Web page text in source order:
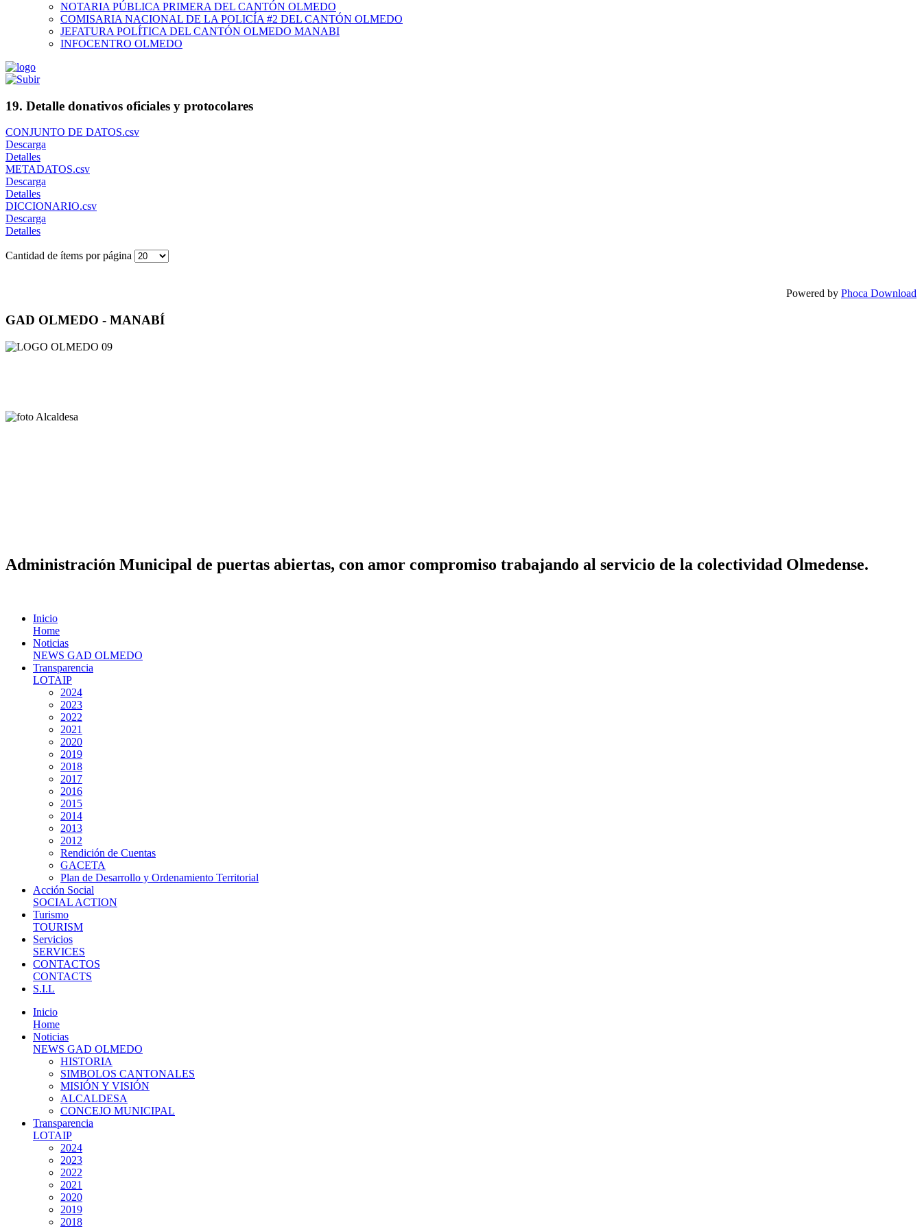
NOTARIA PÚBLICA PRIMERA DEL CANTÓN OLMEDO
COMISARIA NACIONAL DE LA POLICÍA #2 DEL CANTÓN OLMEDO
JEFATURA POLÍTICA DEL CANTÓN OLMEDO MANABI
INFOCENTRO OLMEDO
19. Detalle donativos oficiales y protocolares
CONJUNTO DE DATOS.csv
Descarga
Detalles
METADATOS.csv
Descarga
Detalles
DICCIONARIO.csv
Descarga
Detalles
Cantidad de ítems por página
Powered by Phoca Download
GAD OLMEDO - MANABÍ
Administración Municipal de puertas abiertas, con amor compromiso trabajando al servicio de la colectividad Olmedense.
Inicio
Home
Noticias
NEWS GAD OLMEDO
Transparencia
LOTAIP
2024
2023
2022
2021
2020
2019
2018
2017
2016
2015
2014
2013
2012
Rendición de Cuentas
GACETA
Plan de Desarrollo y Ordenamiento Territorial
Acción Social
SOCIAL ACTION
Turismo
TOURISM
Servicios
SERVICES
CONTACTOS
CONTACTS
S.I.L
Inicio
Home
Noticias
NEWS GAD OLMEDO
HISTORIA
SIMBOLOS CANTONALES
MISIÓN Y VISIÓN
ALCALDESA
CONCEJO MUNICIPAL
Transparencia
LOTAIP
2024
2023
2022
2021
2020
2019
2018